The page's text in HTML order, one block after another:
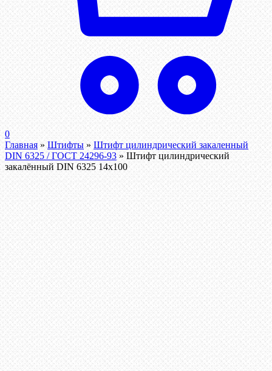
0
Главная » Штифты » Штифт цилиндрический закаленный
DIN 6325 / ГОСТ 24296-93 » Штифт цилиндрический
закалённый DIN 6325 14х100